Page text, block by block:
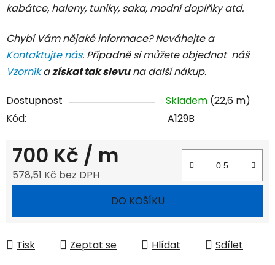
kabátce, haleny, tuniky, saka, modní doplňky atd.
Chybí Vám nějaké informace? Neváhejte a
Kontaktujte nás. Případně si můžete objednat náš
Vzorníkazískat tak slevuna další nákup.
Dostupnost Skladem (22,6 m)
Kód:
A129B
700 Kč / m
578,51 Kč bez DPH
DO KOŠÍKU
Tisk Zeptat se Hlídat Sdílet